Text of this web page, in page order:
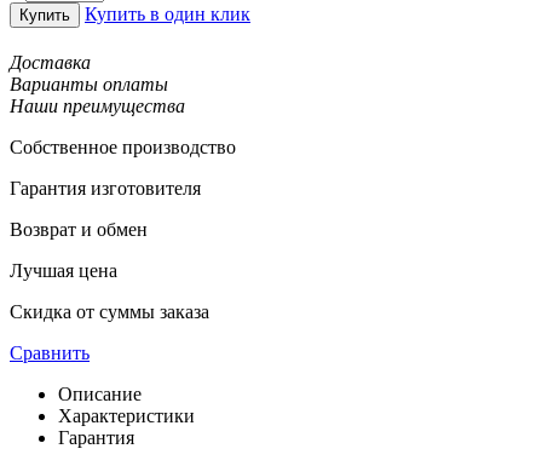
Купить Купить в один клик
Доставка
Варианты оплаты
Наши преимущества
Собственное производство
Гарантия изготовителя
Возврат и обмен
Лучшая цена
Скидка от суммы заказа
Сравнить
Описание
Характеристики
Гарантия